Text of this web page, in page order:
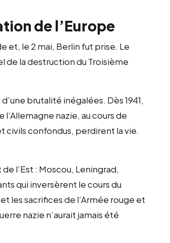
de l’Europe
et, le 2 mai, Berlin fut prise. Le
de la destruction du Troisième
brutalité inégalées. Dès 1941,
nazie, au cours de
civils confondus, perdirent la vie.
l’Est : Moscou, Leningrad,
qui inversèrent le cours du
les sacrifices de l’Armée rouge et
nazie n’aurait jamais été